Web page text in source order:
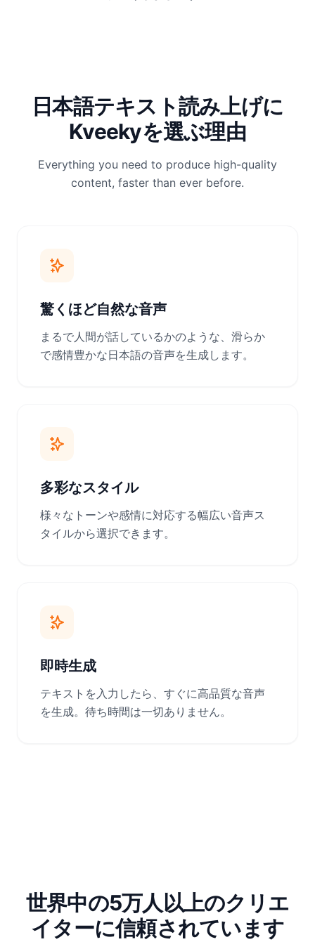
日本語テキスト読み上げに
Kveekyを選ぶ理由
Everything you need to produce high-quality
content, faster than ever before.
驚くほど自然な音声
まるで人間が話しているかのような、滑らか
で感情豊かな日本語の音声を生成します。
多彩なスタイル
様々なトーンや感情に対応する幅広い音声ス
タイルから選択できます。
即時生成
テキストを入力したら、すぐに高品質な音声
を生成。待ち時間は一切ありません。
世界中の5万人以上のクリエ
イターに信頼されています